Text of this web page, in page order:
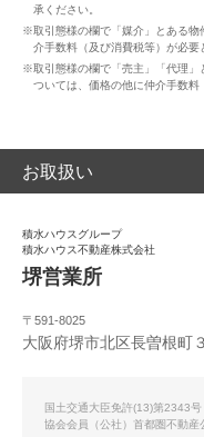
承ください。
※取引態様の欄で「媒介」とある物
介手数料（及び消費税等）が必要
※取引態様の欄で「売主」「代理」
ついては、価格の他に仲介手数料
お取扱い
積水ハウスグループ
積水ハウス不動産株式会社
堺営業所
〒591-8025
大阪府堺市北区長曽根町
国土交通大臣免許(13)第2343
協会会員（公社）首都圏不動産